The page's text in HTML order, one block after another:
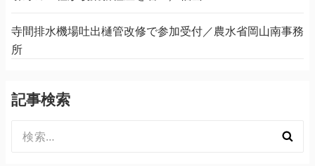
寺間排水機場吐出樋管改修で参加受付／農水省岡山南事務
所
記事検索
索: